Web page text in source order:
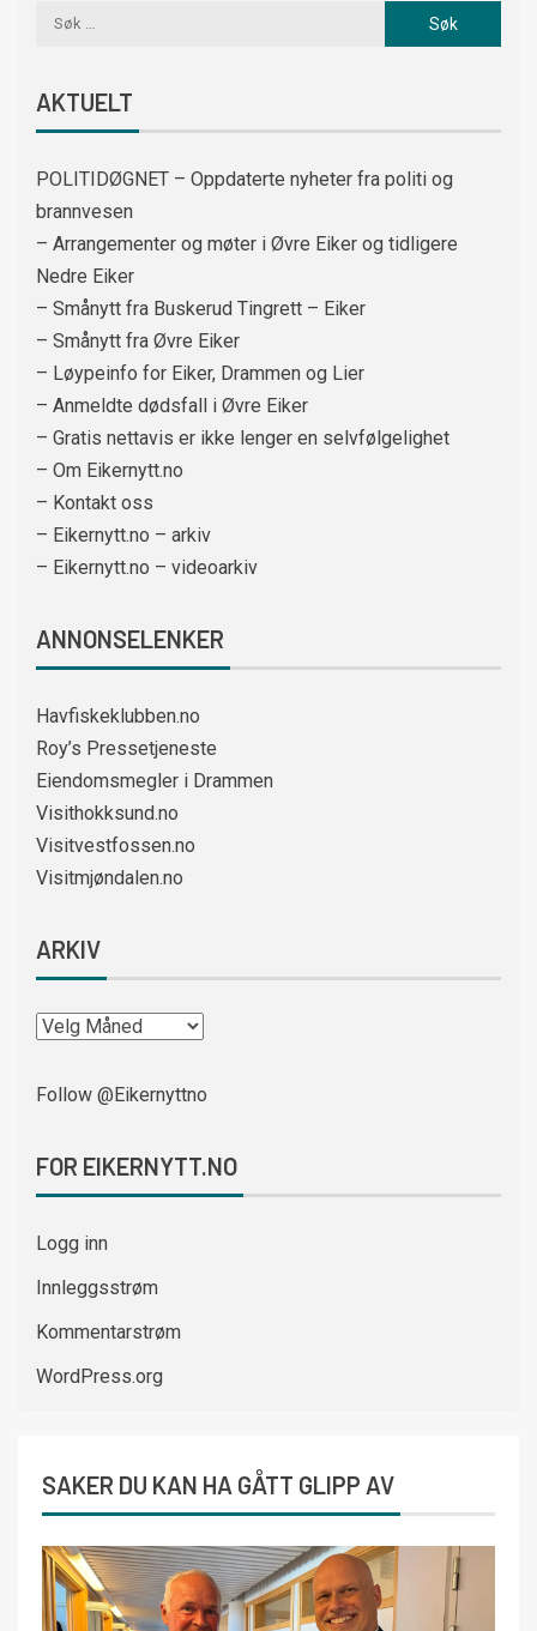
AKTUELT
POLITIDØGNET – Oppdaterte nyheter fra politi og
brannvesen
– Arrangementer og møter i Øvre Eiker og tidligere
Nedre Eiker
– Smånytt fra Buskerud Tingrett – Eiker
– Smånytt fra Øvre Eiker
– Løypeinfo for Eiker, Drammen og Lier
– Anmeldte dødsfall i Øvre Eiker
– Gratis nettavis er ikke lenger en selvfølgelighet
– Om Eikernytt.no
– Kontakt oss
– Eikernytt.no – arkiv
– Eikernytt.no – videoarkiv
ANNONSELENKER
Havfiskeklubben.no
Roy’s Pressetjeneste
Eiendomsmegler i Drammen
Visithokksund.no
Visitvestfossen.no
Visitmjøndalen.no
ARKIV
Follow @Eikernyttno
FOR EIKERNYTT.NO
Logg inn
Innleggsstrøm
Kommentarstrøm
WordPress.org
SAKER DU KAN HA GÅTT GLIPP AV